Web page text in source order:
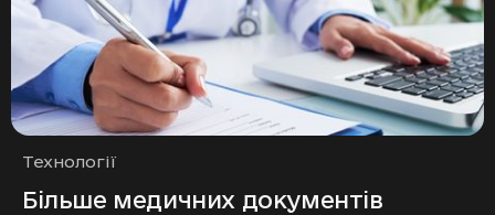
Рубрики
Технології
Більше медичних документів